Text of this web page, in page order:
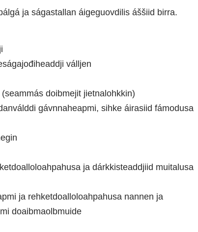
ja ságastallan áigeguovdilis áššiid birra.
válljen
doibmejit jietnalohkkin)
gávnnaheapmi, sihke áirasiid fámodusa
ja dárkkisteaddjiid muitalusa
ja rehketdoalloloahpahusa nannen ja
doaibmaolbmuide